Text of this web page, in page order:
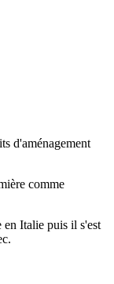
d'aménagement
comme
en Italie puis il s'est